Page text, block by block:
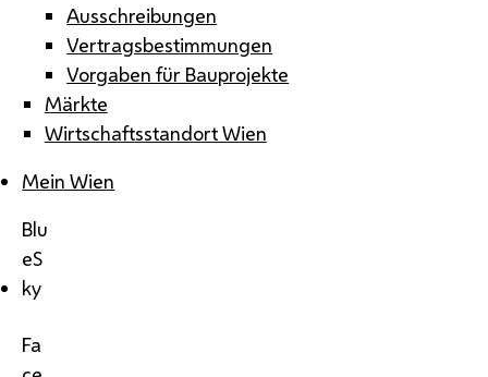
Ausschreibungen
Vertragsbestimmungen
Vorgaben für Bauprojekte
Märkte
Wirtschaftsstandort Wien
Mein Wien
Blu
eS
ky
Fa